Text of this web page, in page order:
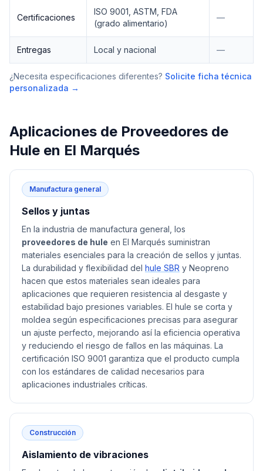
Certificaciones
ISO 9001, ASTM, FDA
(grado alimentario)
—
Entregas Local y nacional —
¿Necesita especificaciones diferentes? Solicite ficha técnica
personalizada →
Aplicaciones de Proveedores de
Hule en El Marqués
Manufactura general
Sellos y juntas
En la industria de manufactura general, los
proveedores de hule en El Marqués suministran
materiales esenciales para la creación de sellos y juntas.
La durabilidad y flexibilidad del hule SBR y Neopreno
hacen que estos materiales sean ideales para
aplicaciones que requieren resistencia al desgaste y
estabilidad bajo presiones variables. El hule se corta y
moldea según especificaciones precisas para asegurar
un ajuste perfecto, mejorando así la eficiencia operativa
y reduciendo el riesgo de fallos en las máquinas. La
certificación ISO 9001 garantiza que el producto cumpla
con los estándares de calidad necesarios para
aplicaciones industriales críticas.
Construcción
Aislamiento de vibraciones